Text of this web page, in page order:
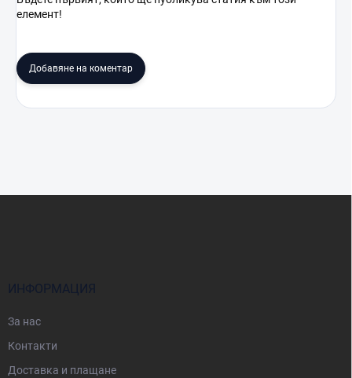
елемент!
Добавяне на коментар
ИНФОРМАЦИЯ
За нас
Контакти
Доставка и плащане